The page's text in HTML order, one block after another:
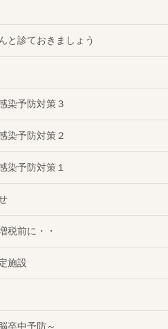
と診ておきましょう
染予防対策３
染予防対策２
染予防対策１
税前に・・
施設
卒中予防～